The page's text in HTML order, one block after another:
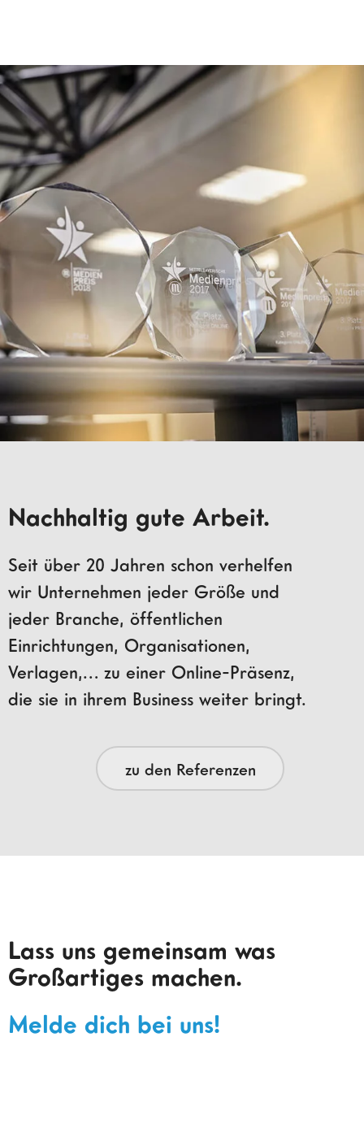
Nachhaltig gute Arbeit.
Seit über 20 Jahren schon verhelfen
wir Unternehmen jeder Größe und
jeder Branche, öffentlichen
Einrichtungen, Organisationen,
Verlagen,… zu einer Online-Präsenz,
die sie in ihrem Business weiter bringt.
zu den Referenzen
Lass uns gemeinsam was
Großartiges machen.
Melde dich bei uns!